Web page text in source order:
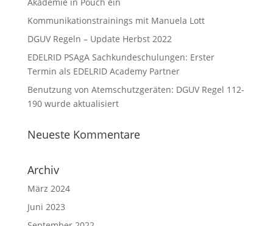
Kommunikationstrainings mit Manuela Lott
DGUV Regeln – Update Herbst 2022
EDELRID PSAgA Sachkundeschulungen: Erster
Termin als EDELRID Academy Partner
Benutzung von Atemschutzgeräten: DGUV Regel 112-
190 wurde aktualisiert
Neueste Kommentare
Archiv
März 2024
Juni 2023